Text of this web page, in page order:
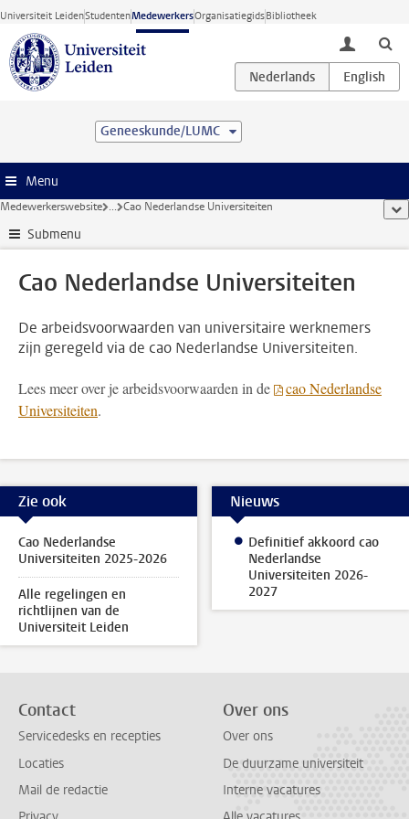
Ga direct naar de inhoud
Universiteit LeidenStudentenMedewerkersOrganisatiegidsBibliotheek
toggle
Geneeskunde/LUMC
Menu
Medewerkerswebsite ... Cao Nederlandse Universiteiten
Submenu
Cao Nederlandse Universiteiten
De arbeidsvoorwaarden van universitaire werknemers
zijn geregeld via de cao Nederlandse Universiteiten.
Lees meer over je arbeidsvoorwaarden in de
cao Nederlandse
Universiteiten.
Zie ook
Cao Nederlandse
Universiteiten 2025-2026
Alle regelingen en
richtlijnen van de
Universiteit Leiden
Nieuws
Definitief akkoord cao
Nederlandse
Universiteiten 2026-
2027
Contact
Servicedesks en recepties
Locaties
Mail de redactie
Over ons
Over ons
De duurzame universiteit
Interne vacatures